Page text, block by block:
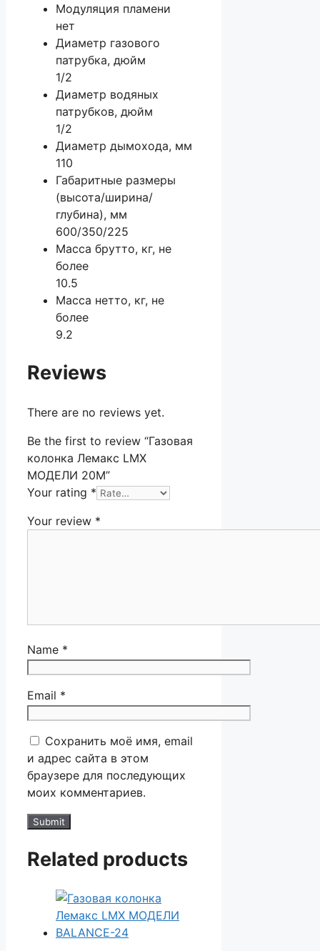
Модуляция пламени
нет
Диаметр газового
патрубка, дюйм
1/2
Диаметр водяных
патрубков, дюйм
1/2
Диаметр дымохода, мм
110
Габаритные размеры
(высота/ширина/
глубина), мм
600/350/225
Масса брутто, кг, не
более
10.5
Масса нетто, кг, не
более
9.2
Reviews
There are no reviews yet.
Be the first to review “Газовая
колонка Лемакс LMX
МОДЕЛИ 20М”
Your rating *
Your review *
Name *
Email *
Сохранить моё имя, email
и адрес сайта в этом
браузере для последующих
моих комментариев.
Related products